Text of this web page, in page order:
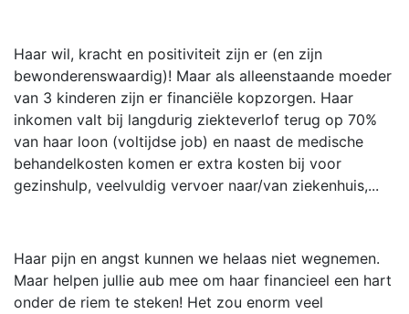
Haar wil, kracht en positiviteit zijn er (en zijn
bewonderenswaardig)! Maar als alleenstaande moeder
van 3 kinderen zijn er financiële kopzorgen. Haar
inkomen valt bij langdurig ziekteverlof terug op 70%
van haar loon (voltijdse job) en naast de medische
behandelkosten komen er extra kosten bij voor
gezinshulp, veelvuldig vervoer naar/van ziekenhuis,...
Haar pijn en angst kunnen we helaas niet wegnemen.
Maar helpen jullie aub mee om haar financieel een hart
onder de riem te steken! Het zou enorm veel